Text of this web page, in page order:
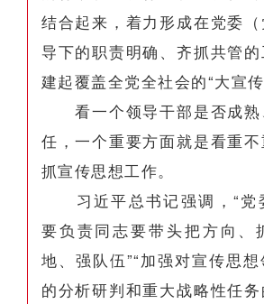
结合起来，着力形成在党委
导下的职责明确、齐抓共管
建起覆盖全党全社会的“大宣传
看一个领导干部是否成熟
任，一个重要方面就是看重
抓宣传思想工作。
习近平总书记强调，“党
要负责同志要带头把方向、
地、强队伍”“加强对宣传思
的分析研判和重大战略性任务